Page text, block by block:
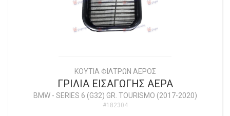
ΚΟΥΤΙΑ ΦΙΛΤΡΩΝ ΑΕΡΟΣ
ΓΡΙΛΙΑ ΕΙΣΑΓΩΓΗΣ ΑΕΡΑ
BMW- SERIES 6 (G32) GR. TOURISMO (2017-2020)
#182304